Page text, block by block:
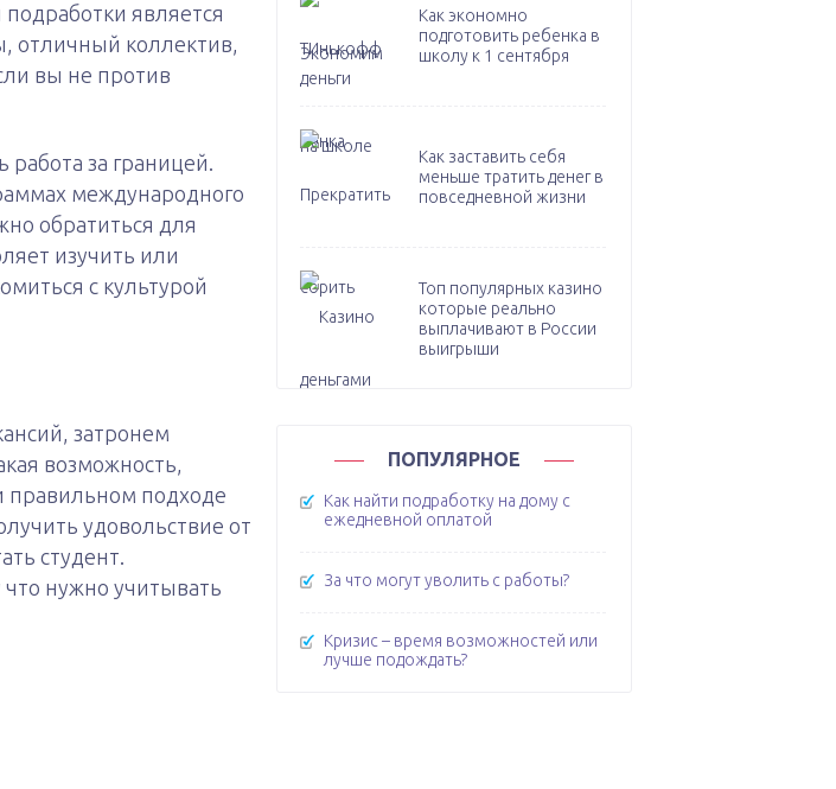
является
отличный коллектив,
вы не против
за границей.
международного
обратиться для
изучить или
с культурой
затронем
возможность,
правильном подходе
удовольствие от
студент.
нужно учитывать
Как экономно
подготовить ребенка в
школу к 1 сентября
Как заставить себя
меньше тратить денег в
повседневной жизни
Топ популярных казино
которые реально
выплачивают в России
выигрыши
ПОПУЛЯРНОЕ
Как найти подработку на дому с
ежедневной оплатой
За что могут уволить с работы?
Кризис – время возможностей или
лучше подождать?